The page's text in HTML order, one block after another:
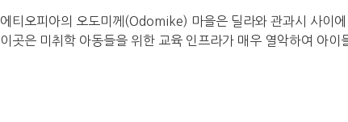
에티오피아의 오도미께(Odomike) 마을은 딜라와 관과시 사이
이곳은 미취학 아동들을 위한 교육 인프라가 매우 열악하여 아이